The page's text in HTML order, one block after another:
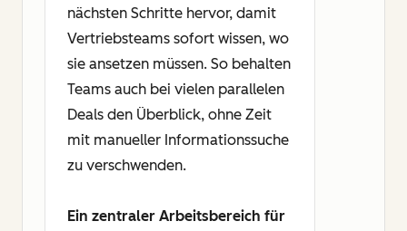
nächsten Schritte hervor, damit
Vertriebsteams sofort wissen, wo
sie ansetzen müssen. So behalten
Teams auch bei vielen parallelen
Deals den Überblick, ohne Zeit
mit manueller Informationssuche
zu verschwenden.
Ein zentraler Arbeitsbereich für